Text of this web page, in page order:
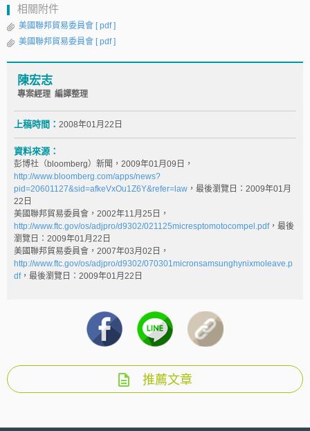
相關附件
美國聯邦貿易委員會 [ pdf ]
美國聯邦貿易委員會 [ pdf ]
陳宏志
專案經理 編譯整理
上稿時間： 2008年01月22日
資料來源：
彭博社（bloomberg）新聞，2009年01月09日，
http://www.bloomberg.com/apps/news?
pid=20601127&sid=afkeVxOu1Z6Y&refer=law ，最後瀏覽日：2009年01月
22日
美國聯邦貿易委員會，2002年11月25日，
http://www.ftc.gov/os/adjpro/d9302/021125micresptomotocompel.pdf，最後
瀏覽日：2009年01月22日
美國聯邦貿易委員會，2007年03月02日，
http://www.ftc.gov/os/adjpro/d9302/070301micronsamsunghynixmoleave.p
df，最後瀏覽日：2009年01月22日
推薦文章